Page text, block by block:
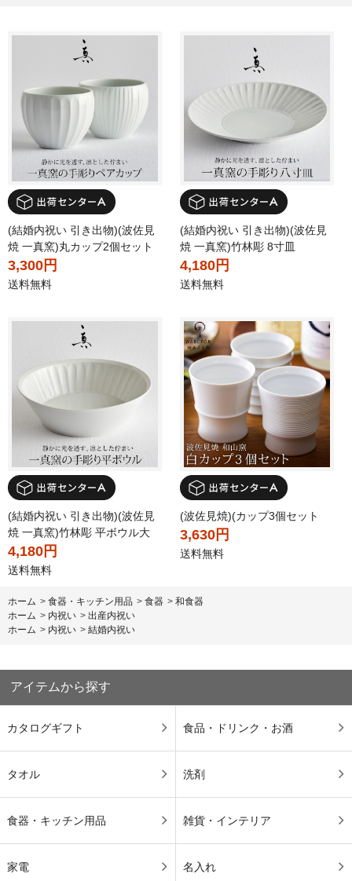
(結婚内祝い 引き出物)(波佐見
焼 一真窯)丸カップ2個セット
3,300円
送料無料
(結婚内祝い 引き出物)(波佐見
焼 一真窯)竹林彫 8寸皿
4,180円
送料無料
(結婚内祝い 引き出物)(波佐見
焼 一真窯)竹林彫 平ボウル大
4,180円
送料無料
(波佐見焼)(カップ3個セット
3,630円
送料無料
ホーム > 食器・キッチン用品 > 食器 > 和食器
ホーム > 内祝い > 出産内祝い
ホーム > 内祝い > 結婚内祝い
アイテムから探す
カタログギフト 食品・ドリンク・お酒
タオル 洗剤
食器・キッチン用品 雑貨・インテリア
家電 名入れ